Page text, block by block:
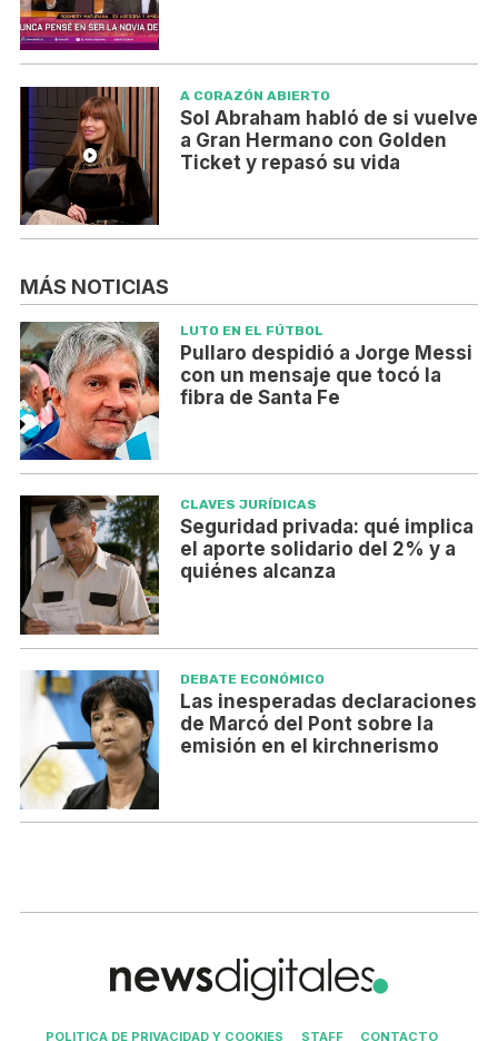
A CORAZÓN ABIERTO
Sol Abraham habló de si vuelve
a Gran Hermano con Golden
Ticket y repasó su vida
MÁS NOTICIAS
LUTO EN EL FÚTBOL
Pullaro despidió a Jorge Messi
con un mensaje que tocó la
fibra de Santa Fe
CLAVES JURÍDICAS
Seguridad privada: qué implica
el aporte solidario del 2% y a
quiénes alcanza
DEBATE ECONÓMICO
Las inesperadas declaraciones
de Marcó del Pont sobre la
emisión en el kirchnerismo
POLITICA DE PRIVACIDAD Y COOKIES STAFF CONTACTO